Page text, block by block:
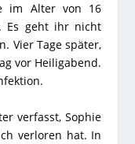
im Alter von 16
Es geht ihr nicht
Vier Tage später,
vor Heiligabend.
verfasst, Sophie
verloren hat. In